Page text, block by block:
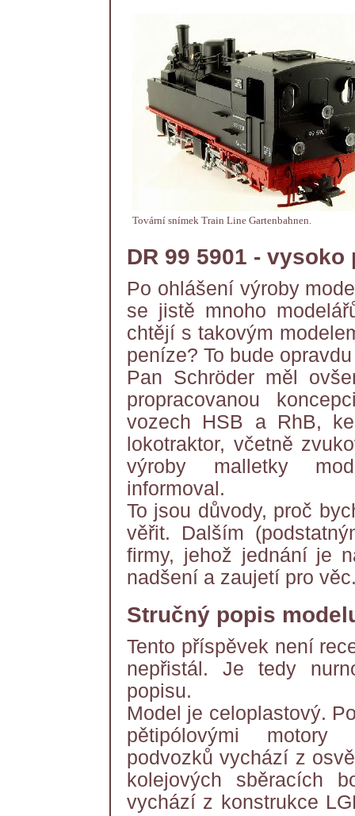
Tovární snímek Train Line Gartenbahnen.
DR 99 5901 -
Po ohlášení výroby
se jistě mnoho
chtějí s takovým
peníze? To bude
Pan Schröder měl
propracovanou
vozech HSB a RhB,
lokotraktor, včetně
výroby malletky
informoval.
To jsou důvody, proč
věřit. Dalším
firmy, jehož jednání je
nadšení a zaujetí pro
Stručný popis
Tento příspěvek není
nepřistál. Je tedy
popisu.
Model je celoplastový.
pětipólovými motory
podvozků vychází z
kolejových sběracích
vychází z konstrukce